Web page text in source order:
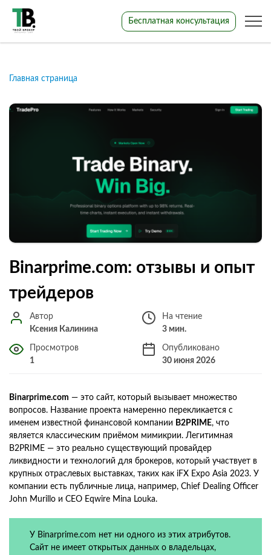
Бесплатная консультация
Главная страница
Binarprime.com: отзывы и опыт
трейдеров
Автор
Ксения Калинина
На чтение
3 мин.
Просмотров
1
Опубликовано
30 июня 2026
Binarprime.com — это сайт, который вызывает множество
вопросов. Название проекта намеренно перекликается с
именем известной финансовой компании B2PRIME, что
является классическим приёмом мимикрии. Легитимная
B2PRIME — это реально существующий провайдер
ликвидности и технологий для брокеров, который участвует в
крупных отраслевых выставках, таких как iFX Expo Asia 2023. У
компании есть публичные лица, например, Chief Dealing Officer
John Murillo и CEO Eqwire Mina Louka.
У Binarprime.com нет ни одного из этих атрибутов.
Сайт не имеет открытых данных о владельцах,